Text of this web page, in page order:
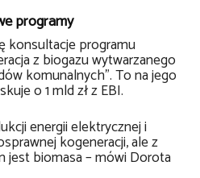
programy
konsultacje programu
z biogazu wytwarzanego
komunalnych”. To na jego
o 1 mld zł z EBI.
energii elektrycznej i
kogeneracji, ale z
jest biomasa – mówi Dorota